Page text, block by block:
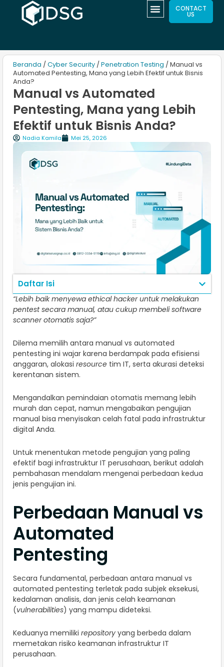
CONTACT
US
Beranda / Cyber Security / Penetration Testing / Manual vs
Automated Pentesting, Mana yang Lebih Efektif untuk Bisnis
Anda?
Manual vs Automated
Pentesting, Mana yang Lebih
Efektif untuk Bisnis Anda?
Nadia Kamila Mei 25, 2026
Daftar Isi
“Lebih baik menyewa ethical hacker untuk melakukan
pentest secara manual, atau cukup membeli software
scanner otomatis saja?”
Dilema memilih antara manual vs automated
pentesting ini wajar karena berdampak pada efisiensi
anggaran, alokasi resource tim IT, serta akurasi deteksi
kerentanan sistem.
Mengandalkan pemindaian otomatis memang lebih
murah dan cepat, namun mengabaikan pengujian
manual bisa menyisakan celah fatal pada infrastruktur
digital Anda.
Untuk menentukan metode pengujian yang paling
efektif bagi infrastruktur IT perusahaan, berikut adalah
pembahasan mendalam mengenai perbedaan kedua
jenis pengujian ini.
Perbedaan Manual vs
Automated
Pentesting
Secara fundamental, perbedaan antara manual vs
automated pentesting terletak pada subjek eksekusi,
kedalaman analisis, dan jenis celah keamanan
(vulnerabilities) yang mampu dideteksi.
Keduanya memiliki repository yang berbeda dalam
memetakan risiko keamanan infrastruktur IT
perusahaan.